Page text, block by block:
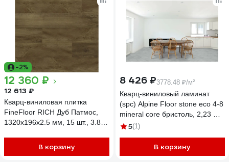
-2%
12 360 ₽
12 613 ₽
Кварц-виниловая плитка
FineFloor RICH Дуб Патмос,
1320х196х2.5 мм, 15 шт., 3.88
В корзину
8 426 ₽3778.48 ₽/м²
Кварц-виниловый ламинат
(spc) Alpine Floor stone есо 4-8
mineral core бристоль, 2,23 м2
ECO 4-8 Mineral Core
5(1)
В корзину